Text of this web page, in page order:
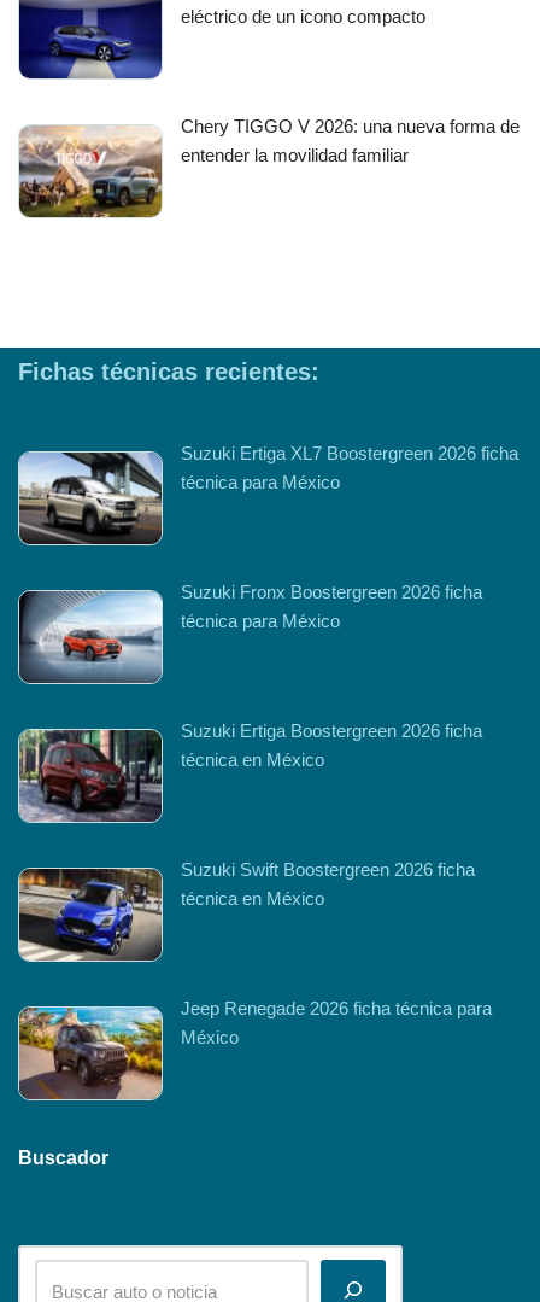
eléctrico de un icono compacto
Chery TIGGO V 2026: una nueva forma de
entender la movilidad familiar
Fichas técnicas recientes:
Suzuki Ertiga XL7 Boostergreen 2026 ficha
técnica para México
Suzuki Fronx Boostergreen 2026 ficha
técnica para México
Suzuki Ertiga Boostergreen 2026 ficha
técnica en México
Suzuki Swift Boostergreen 2026 ficha
técnica en México
Jeep Renegade 2026 ficha técnica para
México
Buscador